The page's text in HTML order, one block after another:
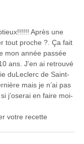
Après une
tout proche ?. Ça fait
mon année passée
ans. J’en ai retrouvé
duLeclerc de Saint-
mais je n’ai pas
j’oserai en faire moi-
votre recette